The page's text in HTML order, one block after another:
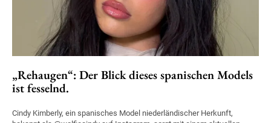
„Rehaugen“: Der Blick dieses spanischen Models
ist fesselnd.
Cindy Kimberly, ein spanisches Model niederländischer Herkunft,